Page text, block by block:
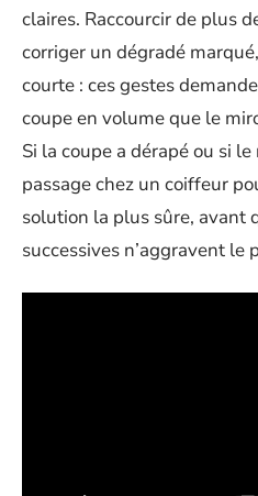
claires. Raccourcir de plus
corriger un dégradé
courte : ces gestes
coupe en volume que le
Si la coupe a dérapé ou si
passage chez un coiffeur
solution la plus sûre, avant
successives n’aggravent le